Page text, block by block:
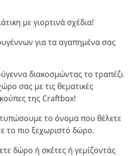
με γιορτινά σχέδια!
για τα αγαπημένα σας
διακοσμώντας το τραπέζι
σας με τις θεματικές
της Craftbox!
το όνομα που θέλετε
το πιο ξεχωριστό δώρο.
δώρο ή σκέτες ή γεμίζοντάς